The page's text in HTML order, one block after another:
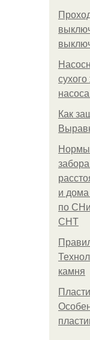
Как
Нормы
и дома
по
СНТ
камня